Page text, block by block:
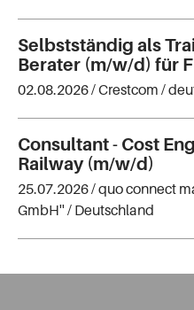
Selbstständig als
Berater (m/w/d) für
02.08.2026 /Crestcom /
Consultant - Cost
Railway (m/w/d)
25.07.2026 /quo connect
GmbH'' / Deutschland